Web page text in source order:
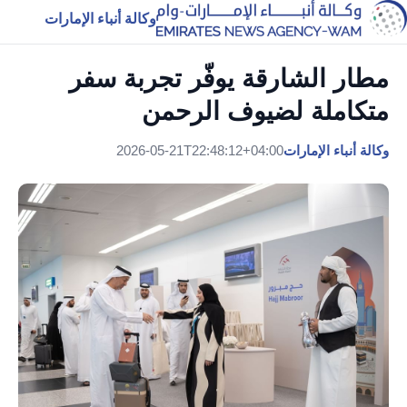
وكالة أنباء الإمارات
مطار الشارقة يوفّر تجربة سفر
متكاملة لضيوف الرحمن
وكالة أنباء الإمارات2026-05-21T22:48:12+04:00